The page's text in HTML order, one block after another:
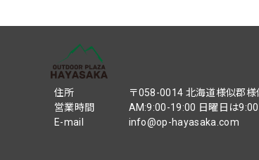
住所
〒058-0014 北海道様似郡
営業時間
AM:9:00-19:00 日曜日は
E-mail
info@op-hayasaka.com